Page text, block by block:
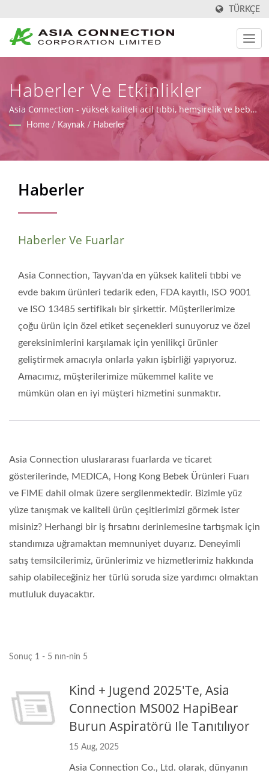
TÜRKÇE
Haberler Ve Etkinlikler
Asia Connection - yüksek kaliteli acil tıbbi, hemşirelik ve bebek
bakım ürünleri üreten profesyonel bir üretici.
Home / Kaynak / Haberler
Haberler
Haberler Ve Fuarlar
Asia Connection, Tayvan'da en yüksek kaliteli tıbbi ve
evde bakım ürünleri tedarik eden, FDA kayıtlı, ISO 9001
ve ISO 13485 sertifikalı bir şirkettir. Müşterilerimize
çoğu ürün için özel etiket seçenekleri sunuyoruz ve özel
gereksinimlerini karşılamak için yenilikçi ürünler
geliştirmek amacıyla onlarla yakın işbirliği yapıyoruz.
Amacımız, müşterilerimize mükemmel kalite ve
mümkün olan en iyi müşteri hizmetini sunmaktır.
Asia Connection uluslararası fuarlarda ve ticaret
gösterilerinde, MEDICA, Hong Kong Bebek Ürünleri Fuarı
ve FIME dahil olmak üzere sergilenmektedir. Bizimle yüz
yüze tanışmak ve kaliteli ürün çeşitlerimizi görmek ister
misiniz? Herhangi bir iş fırsatını derinlemesine tartışmak için
standımıza uğramaktan memnuniyet duyarız. Deneyimli
satış temsilcilerimiz, ürünlerimiz ve hizmetlerimiz hakkında
sahip olabileceğiniz her türlü soruda size yardımcı olmaktan
mutluluk duyacaktır.
Sonuç 1 - 5 nın-nin 5
Kind + Jugend 2025'te, Asia
Connection MS002 HapiBear
Burun Aspiratörü Ile Tanıtılıyor
15 Aug, 2025
Asia Connection Co., Ltd. olarak, dünyanın